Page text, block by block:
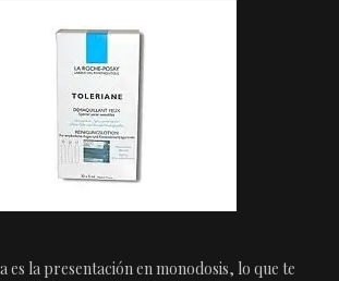
es la presentación en monodosis, lo que te